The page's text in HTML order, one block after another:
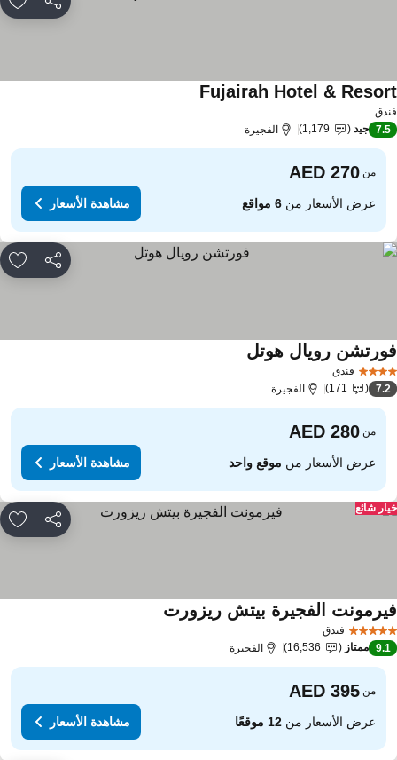
مشاركة
Fujairah Hotel &
7.5 جيد 1,179 الفجيرة
من
عرض الأسعار من6 مواقع مشاهدة الأسعار
مشاركة
فندق
رويال هوتل
7.2
171 الفجيرة
من
عرض الأسعار منموقع واحد مشاهدة الأسعار
مشاركة
شائع
فندق
الفجيرة بيتش ريزورت
9.1 ممتاز 16,536 الفجيرة
من
عرض الأسعار من12 موقعًا مشاهدة الأسعار